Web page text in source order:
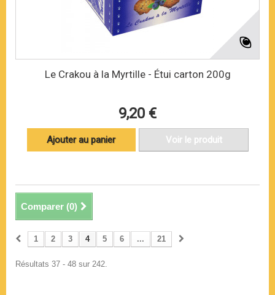
Le Crakou à la Myrtille - Étui carton 200g
9,20 €
Ajouter au panier Voir le produit
Comparer (0)
1 2 3 4 5 6 ... 21
Résultats 37 - 48 sur 242.